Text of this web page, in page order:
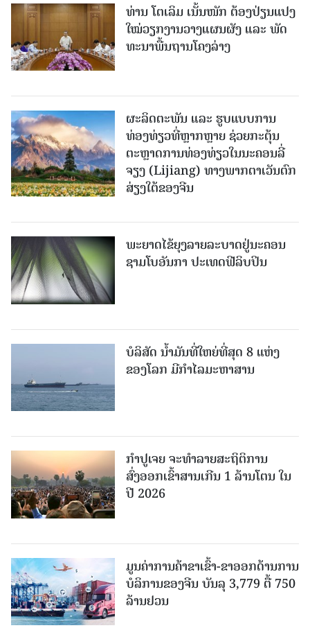
ທ່ານ ໂຕ​ເລິມ ເນັ້ນໜັກ ຕ້ອງ​ປ່ຽນ​ແປງ​
ໃໝ່​ວຽກ​ງານ​ວາງ​ແຜນ​ຜັງ ແລະ ​ພັດ​
ທະ​ນາ​ພື້ນ​ຖານ​ໂຄງ​ລ່າງ
ຜະລິດຕະພັນ ແລະ ຮູບແບບການ
ທ່ອງທ່ຽວທີ່ຫຼາກຫຼາຍ ຊ່ວຍກະຕຸ້ນ
ຕະຫຼາດການທ່ອງທ່ຽວໃນນະຄອນລີ່
ຈຽງ (Lijiang) ທາງພາກຕາເວັນຕົກ
ສ່ຽງໃຕ້ຂອງຈີນ
ພະຍາດໄຂ້ຍຸງລາຍລະບາດຢູ່ນະຄອນ
ຊາມໂບ​ອັນກາ ປະເທດຟີລິບປິນ
ບໍລິສັດ ນ້ຳມັນທີ່ໃຫຍ່ທີ່ສຸດ 8 ແຫ່ງ
ຂອງໂລກ ມີກຳໄລມະຫາສານ
ກຳປູເຈຍ ຈະທຳລາຍສະຖິຕິການ
ສົ່ງອອກເຂົ້າສານເກີນ 1 ລ້ານໂຕນ ໃນ
ປີ 2026
ມູນຄ່າການຄ້າຂາເຂົ້າ-ຂາອອກດ້ານການ
ບໍລິການຂອງຈີນ ບັນລຸ 3,779 ຕື້ 750
ລ້ານຢວນ